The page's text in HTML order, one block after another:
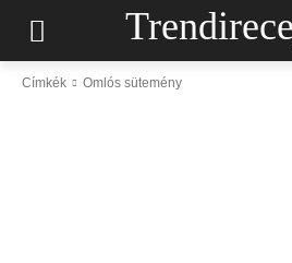
Címkék Omlós sütemény